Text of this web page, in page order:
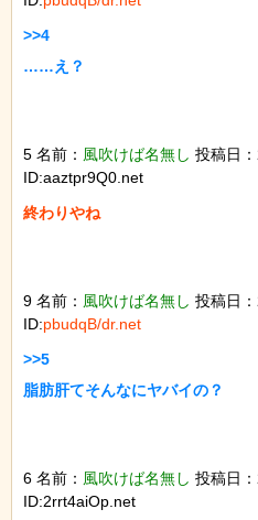
>>4
……え？
5 名前： 風吹けば名無し 投稿日
ID:aaztpr9Q0.net
終わりやね
9 名前： 風吹けば名無し 投稿日
ID:pbudqB/dr.net
>>5
脂肪肝てそんなにヤバイの？
6 名前： 風吹けば名無し 投稿日
ID:2rrt4aiOp.net